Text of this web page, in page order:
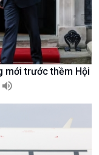
mới trước thềm Hội